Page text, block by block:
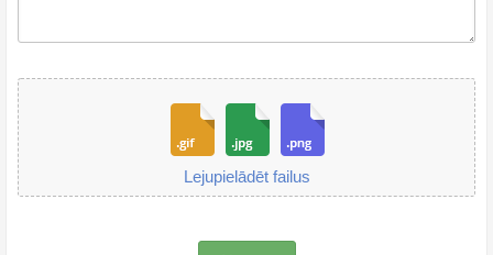
Lejupielādēt failus